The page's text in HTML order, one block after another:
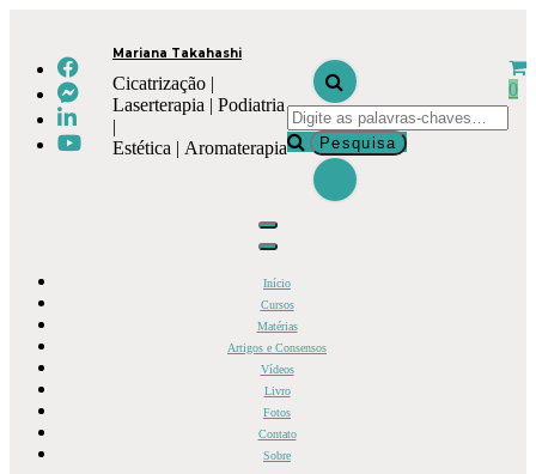
conteúdo
Mariana Takahashi
Cicatrização |
Laserterapia | Podiatria
|
Estética | Aromaterapia
Procurando
algo?
0
Início
Cursos
Matérias
Artigos e Consensos
Vídeos
Livro
Fotos
Contato
Sobre